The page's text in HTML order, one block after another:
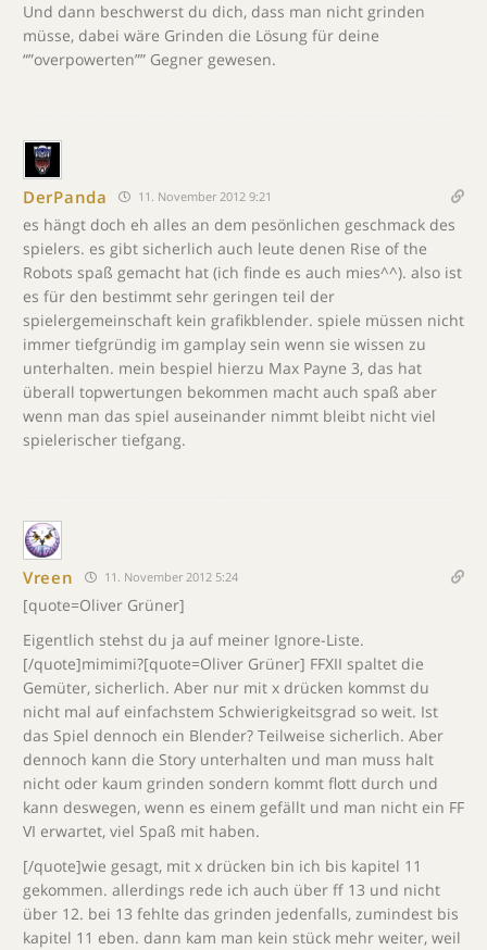
Und dann beschwerst du dich, dass man nicht grinden
müsse, dabei wäre Grinden die Lösung für deine
“”overpowerten”” Gegner gewesen.
DerPanda 11. November 2012 9:21
es hängt doch eh alles an dem pesönlichen geschmack des
spielers. es gibt sicherlich auch leute denen Rise of the
Robots spaß gemacht hat (ich finde es auch mies^^). also ist
es für den bestimmt sehr geringen teil der
spielergemeinschaft kein grafikblender. spiele müssen nicht
immer tiefgründig im gamplay sein wenn sie wissen zu
unterhalten. mein bespiel hierzu Max Payne 3, das hat
überall topwertungen bekommen macht auch spaß aber
wenn man das spiel auseinander nimmt bleibt nicht viel
spielerischer tiefgang.
Vreen 11. November 2012 5:24
[quote=Oliver Grüner]
Eigentlich stehst du ja auf meiner Ignore-Liste.
[/quote]mimimi?[quote=Oliver Grüner] FFXII spaltet die
Gemüter, sicherlich. Aber nur mit x drücken kommst du
nicht mal auf einfachstem Schwierigkeitsgrad so weit. Ist
das Spiel dennoch ein Blender? Teilweise sicherlich. Aber
dennoch kann die Story unterhalten und man muss halt
nicht oder kaum grinden sondern kommt flott durch und
kann deswegen, wenn es einem gefällt und man nicht ein FF
VI erwartet, viel Spaß mit haben.
[/quote]wie gesagt, mit x drücken bin ich bis kapitel 11
gekommen. allerdings rede ich auch über ff 13 und nicht
über 12. bei 13 fehlte das grinden jedenfalls, zumindest bis
kapitel 11 eben. dann kam man kein stück mehr weiter, weil